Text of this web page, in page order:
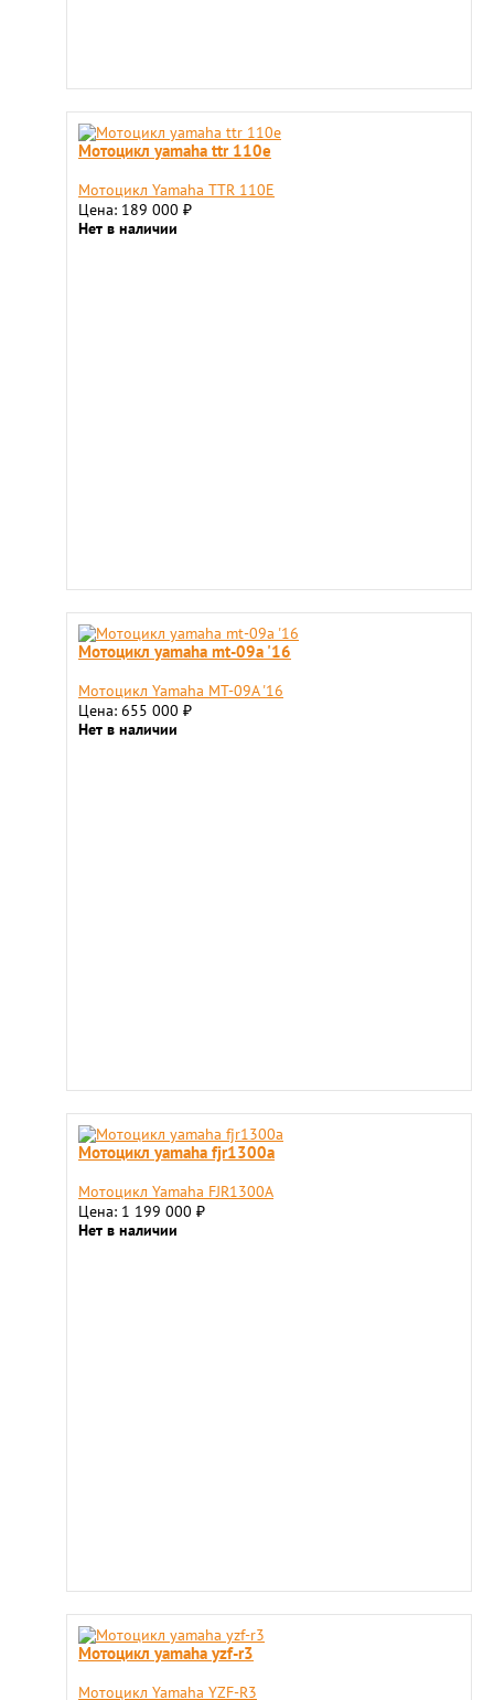
Мотоцикл yamaha ttr 110e
Мотоцикл Yamaha TTR 110E
Цена: 189 000 ₽
Нет в наличии
Мотоцикл yamaha mt-09a '16
Мотоцикл Yamaha MT-09A '16
Цена: 655 000 ₽
Нет в наличии
Мотоцикл yamaha fjr1300a
Мотоцикл Yamaha FJR1300A
Цена: 1 199 000 ₽
Нет в наличии
Мотоцикл yamaha yzf-r3
Мотоцикл Yamaha YZF-R3